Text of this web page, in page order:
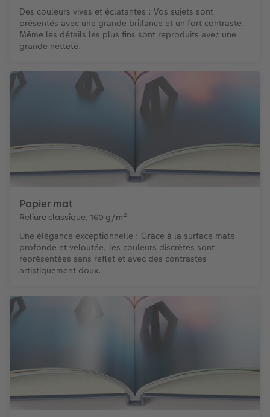
Des couleurs vives et éclatantes : Vos sujets sont
présentés avec une grande brillance et un fort contraste.
Même les détails les plus fins sont reproduits avec une
grande netteté.
Papier mat
Reliure classique, 160 g/m²
Une élégance exceptionnelle : Grâce à la surface mate
profonde et veloutée, les couleurs discrètes sont
représentées sans reflet et avec des contrastes
artistiquement doux.